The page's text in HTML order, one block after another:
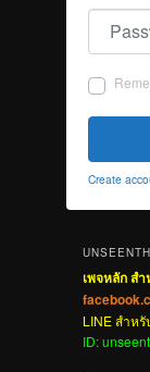
Password
Create
เพจหลัก ส
LINE สำห
ID: